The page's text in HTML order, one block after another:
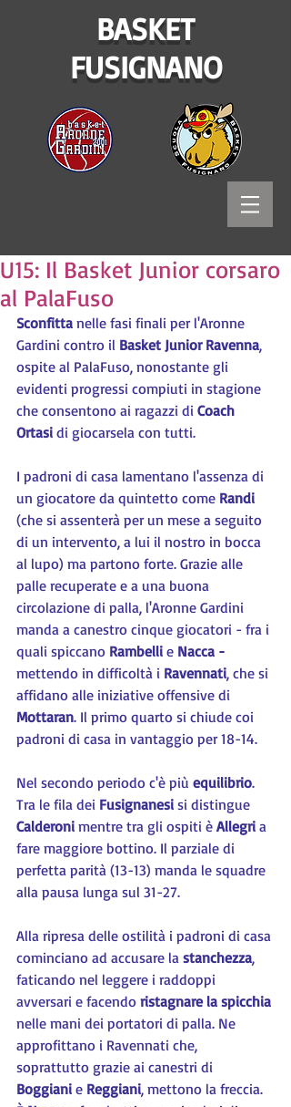
BASKET
FUSIGNANO
U15: Il Basket Junior corsaro
al PalaFuso
Sconfitta nelle fasi finali per l'Aronne
Gardini contro il Basket Junior Ravenna,
ospite al PalaFuso, nonostante gli
evidenti progressi compiuti in stagione
che consentono ai ragazzi di Coach
Ortasi di giocarsela con tutti.
I padroni di casa lamentano l'assenza di
un giocatore da quintetto come Randi
(che si assenterà per un mese a seguito
di un intervento, a lui il nostro in bocca
al lupo) ma partono forte. Grazie alle
palle recuperate e a una buona
circolazione di palla, l'Aronne Gardini
manda a canestro cinque giocatori - fra i
quali spiccano Rambelli e Nacca -
mettendo in difficoltà i Ravennati, che si
affidano alle iniziative offensive di
Mottaran. Il primo quarto si chiude coi
padroni di casa in vantaggio per 18-14.
Nel secondo periodo c'è più equilibrio.
Tra le fila dei Fusignanesi si distingue
Calderoni mentre tra gli ospiti è Allegri a
fare maggiore bottino. Il parziale di
perfetta parità (13-13) manda le squadre
alla pausa lunga sul 31-27.
Alla ripresa delle ostilità i padroni di casa
cominciano ad accusare la stanchezza,
faticando nel leggere i raddoppi
avversari e facendo ristagnare la spicchia
nelle mani dei portatori di palla. Ne
approfittano i Ravennati che,
soprattutto grazie ai canestri di
Boggiani e Reggiani, mettono la freccia.